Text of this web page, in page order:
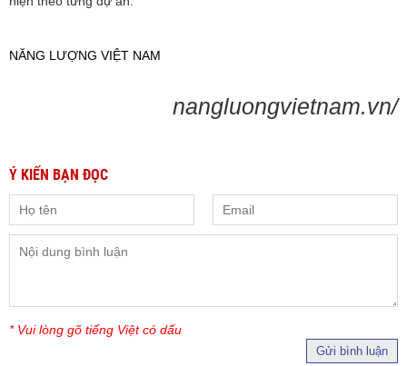
NĂNG LƯỢNG VIỆT NAM
nangluongvietnam.vn/
Ý KIẾN BẠN ĐỌC
* Vui lòng gõ tiếng Việt có dấu
Gửi bình luận